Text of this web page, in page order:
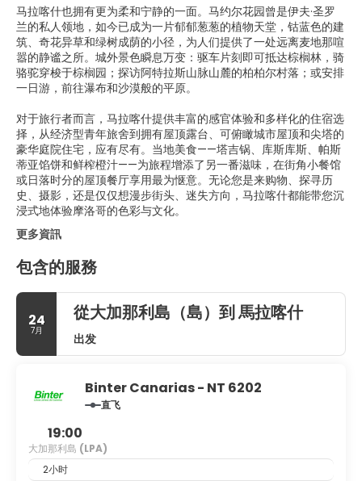
马拉喀什也拥有更为柔和宁静的一面。马约尔花园曾是伊夫·圣罗
兰的私人领地，如今已成为一片郁郁葱葱的植物天堂，钴蓝色的建
筑、奇花异草和绿树成荫的小径，为人们提供了一处远离麦地那喧
嚣的静谧之所。城外景色瞬息万变：驱车片刻即可抵达棕榈林，骑
骆驼穿梭于棕榈园；探访阿特拉斯山脉山麓的柏柏尔村落；或安排
一日游，前往瀑布和沙漠般的平原。
对于旅行者而言，马拉喀什提供丰富的感官体验和多样化的住宿选
择，从经济型青年旅舍到拥有屋顶露台、可俯瞰城市屋顶和尖塔的
豪华庭院住宅，应有尽有。当地美食——塔吉锅、库斯库斯、帕斯
蒂亚馅饼和鲜榨橙汁——为旅程增添了另一番滋味，在街角小餐馆
或日落时分的屋顶餐厅享用最为惬意。无论您是来购物、探寻历
史、摄影，还是仅仅想漫步街头、迷失方向，马拉喀什都能带您沉
浸式地体验摩洛哥的色彩与文化。
更多資訊
包含的服務
24
7月
從大加那利島（島）到 馬拉喀什
出发
Binter Canarias - NT 6202
直飞
19:00
大加那利島 (LPA)
2小时